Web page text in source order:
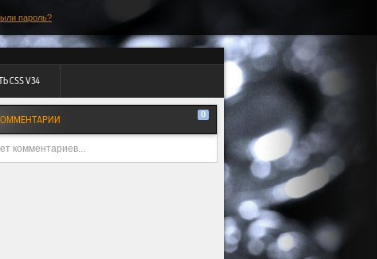
пароль?
CSS V34
0
комментариев...